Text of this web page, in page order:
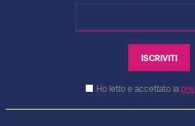
Ho letto e accettato la